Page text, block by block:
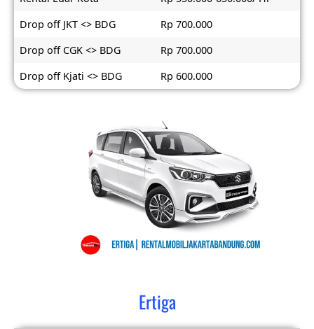
Drop off JKT <> BDG
Rp 700.000
Drop off CGK <> BDG
Rp 700.000
Drop off Kjati <> BDG
Rp 600.000
Ertiga